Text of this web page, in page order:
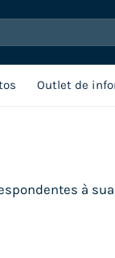
Outlet de
à